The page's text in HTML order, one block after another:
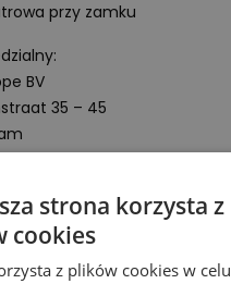
przy zamku
BV
35 – 45
strona korzysta z
cookies
z plików cookies w celu